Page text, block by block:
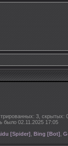
3,
было 02.11.2025 17:05
[Spider] Bing [Bot]